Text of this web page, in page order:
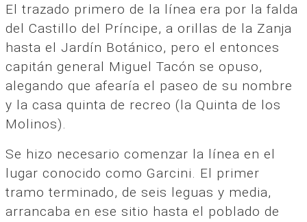
El trazado primero de la línea era por la falda
del Castillo del Príncipe, a orillas de la Zanja
hasta el Jardín Botánico, pero el entonces
capitán general Miguel Tacón se opuso,
alegando que afearía el paseo de su nombre
y la casa quinta de recreo (la Quinta de los
Molinos).
Se hizo necesario comenzar la línea en el
lugar conocido como Garcini. El primer
tramo terminado, de seis leguas y media,
arrancaba en ese sitio hasta el poblado de